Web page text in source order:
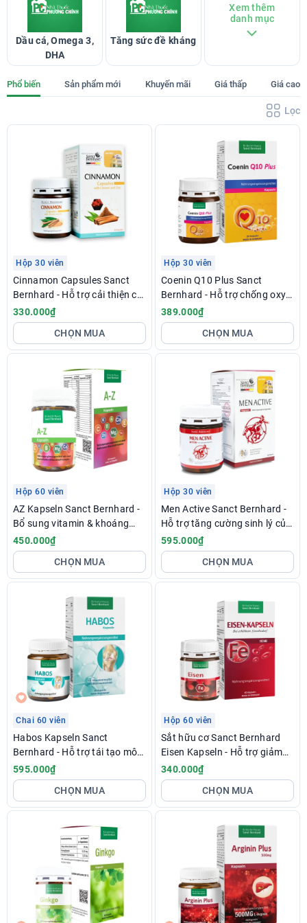
Dầu cá, Omega 3,
DHA
Tăng sức đề kháng
Xem thêm
danh mục
Phổ biến Sản phẩm mới Khuyến mãi Giá thấp Giá cao
Lọc
Hộp 30 viên
Cinnamon Capsules Sanct
Bernhard - Hỗ trợ cải thiện chỉ
số đường huyết
330.000₫
CHỌN MUA
Hộp 30 viên
Coenin Q10 Plus Sanct
Bernhard - Hỗ trợ chống oxy
hóa, tốt tim mạch
389.000₫
CHỌN MUA
Hộp 60 viên
AZ Kapseln Sanct Bernhard -
Bổ sung vitamin & khoáng
chất cho cơ thể
450.000₫
CHỌN MUA
Hộp 30 viên
Men Active Sanct Bernhard -
Hỗ trợ tăng cường sinh lý của
nam giới
595.000₫
CHỌN MUA
Chai 60 viên
Habos Kapseln Sanct
Bernhard - Hỗ trợ tái tạo mô
sụn khớp, giảm khô khớp
595.000₫
CHỌN MUA
Hộp 60 viên
Sắt hữu cơ Sanct Bernhard
Eisen Kapseln - Hỗ trợ giảm
thiếu máu do thiếu sắt
340.000₫
CHỌN MUA